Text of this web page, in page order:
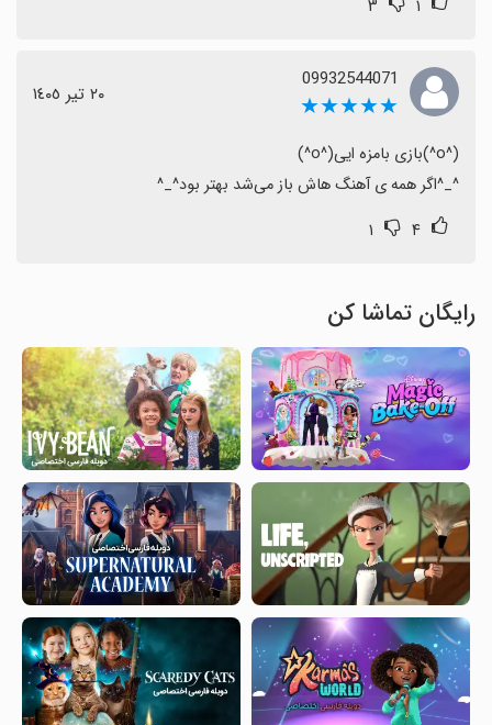
۱ ۳
09932544071
★★★★★ ٢٠ تیر ١٤٠٥
^_^اگر همه ی آهنگ هاش باز می‌شد بهتر بود^_^
۴ ۱
رایگان تماشا کن